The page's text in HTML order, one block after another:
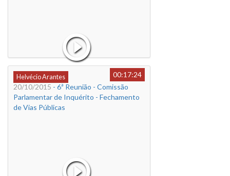
Helvécio Arantes
00:17:24
20/10/2015 - 6ª Reunião - Comissão
Parlamentar de Inquérito - Fechamento
de Vias Públicas